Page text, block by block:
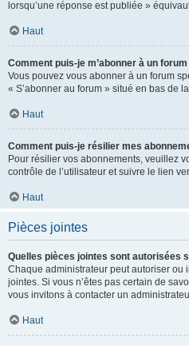
lorsqu’une réponse est publiée »
Haut
Comment puis-je m’abonner à un
Vous pouvez vous abonner à un forum
« S’abonner au forum » situé en bas de
Haut
Comment puis-je résilier mes
Pour résilier vos abonnements, veuillez
contrôle de l’utilisateur et suivre le lien
Haut
Pièces jointes
Quelles pièces jointes sont autorisées
Chaque administrateur peut autoriser ou
jointes. Si vous n’êtes pas certain de
vous invitons à contacter un
Haut